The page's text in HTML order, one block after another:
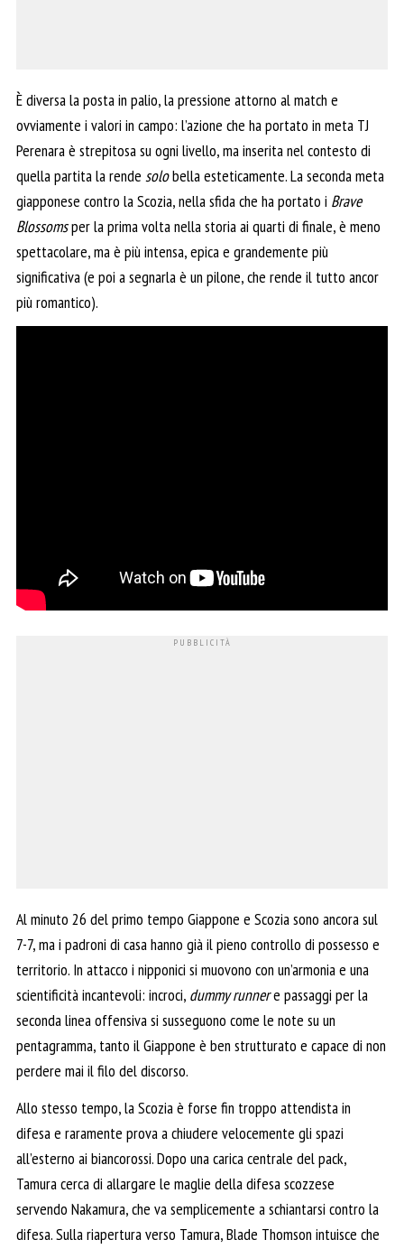
È diversa la posta in palio, la pressione attorno al match e
ovviamente i valori in campo: l’azione che ha portato in meta TJ
Perenara è strepitosa su ogni livello, ma inserita nel contesto di
quella partita la rende solobella esteticamente. La seconda meta
giapponese contro la Scozia, nella sfida che ha portato i Brave
Blossomsper la prima volta nella storia ai quarti di finale, è meno
spettacolare, ma è più intensa, epica e grandemente più
significativa (e poi a segnarla è un pilone, che rende il tutto ancor
più romantico).
Al minuto 26 del primo tempo Giappone e Scozia sono ancora sul
7-7, ma i padroni di casa hanno già il pieno controllo di possesso e
territorio. In attacco i nipponici si muovono con un’armonia e una
scientificità incantevoli: incroci, dummy runnere passaggi per la
seconda linea offensiva si susseguono come le note su un
pentagramma, tanto il Giappone è ben strutturato e capace di non
perdere mai il filo del discorso.
Allo stesso tempo, la Scozia è forse fin troppo attendista in
difesa e raramente prova a chiudere velocemente gli spazi
all’esterno ai biancorossi. Dopo una carica centrale del pack,
Tamura cerca di allargare le maglie della difesa scozzese
servendo Nakamura, che va semplicemente a schiantarsi contro la
difesa. Sulla riapertura verso Tamura, Blade Thomson intuisce che